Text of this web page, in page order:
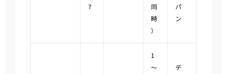
7
同
時
）
パ
ン
1
～
デ